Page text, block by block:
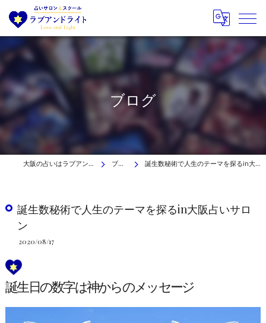
ブログ
大阪の占いはラブアンドライト ブログ 誕生数秘術で人生のテーマを探るin大阪占いサロン
誕生数秘術で人生のテーマを探るin大阪占いサロ
ン
2020/08/17
誕生日の数字は神からのメッセージ